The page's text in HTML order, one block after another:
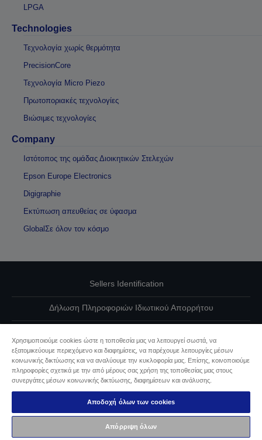
LPGA
Technologies
Τεχνολογία χωρίς θερμότητα
PrecisionCore
Τεχνολογία Micro Piezo
Πρωτοποριακές τεχνολογίες
Βιώσιμες τεχνολογίες
Company
Ιστότοπος της ομάδας Διοικητικών Στελεχών
Epson Europe Electronics
Digigraphie
Εκτύπωση απευθείας σε ύφασμα
GlobalΣε όλον τον κόσμο
Sellers Identification
Δήλωση Πληροφοριών Ιδιωτικού Απορρήτου
Επικοινωνήστε μαζί μας για τα δεδομένα σας
Πληροφορίες σχετικά με τα cookie
Δέσμευση της Epson για προσβασιμότητα
Πνευματικά δικαιώματα © 2026 Seiko Epson
Χρησιμοποιούμε cookies ώστε η τοποθεσία μας να λειτουργεί σωστά, να
εξατομικεύουμε περιεχόμενο και διαφημίσεις, να παρέχουμε λειτουργίες μέσων
κοινωνικής δικτύωσης και να αναλύουμε την κυκλοφορία μας. Επίσης, κοινοποιούμε
πληροφορίες σχετικά με την από μέρους σας χρήση της τοποθεσίας μας στους
συνεργάτες μέσων κοινωνικής δικτύωσης, διαφημίσεων και ανάλυσης.
Αποδοχή όλων των cookies
Απόρριψη όλων